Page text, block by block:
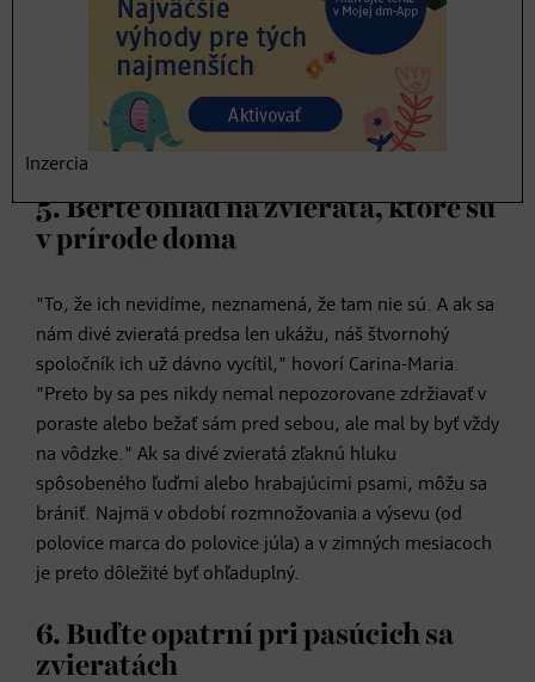
5. Berte ohľad na zvieratá, ktoré sú
v prírode doma
"To, že ich nevidíme, neznamená, že tam nie sú. A ak sa
nám divé zvieratá predsa len ukážu, náš štvornohý
spoločník ich už dávno vycítil," hovorí Carina-Maria.
"Preto by sa pes nikdy nemal nepozorovane zdržiavať v
poraste alebo bežať sám pred sebou, ale mal by byť vždy
na vôdzke." Ak sa divé zvieratá zľaknú hluku
spôsobeného ľuďmi alebo hrabajúcimi psami, môžu sa
brániť. Najmä v období rozmnožovania a výsevu (od
polovice marca do polovice júla) a v zimných mesiacoch
je preto dôležité byť ohľaduplný.
6. Buďte opatrní pri pasúcich sa
zvieratách
Inzercia